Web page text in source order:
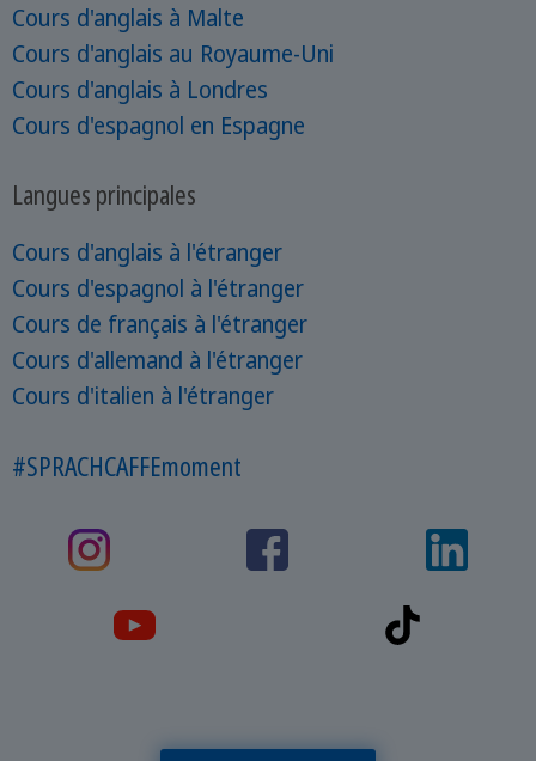
Cours d'anglais à Malte
Cours d'anglais au Royaume-Uni
Cours d'anglais à Londres
Cours d'espagnol en Espagne
Langues principales
Cours d'anglais à l'étranger
Cours d'espagnol à l'étranger
Cours de français à l'étranger
Cours d'allemand à l'étranger
Cours d'italien à l'étranger
#SPRACHCAFFEmoment